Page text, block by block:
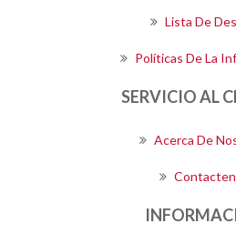
Lista De
Políticas De La
SERVICIO AL
Acerca De